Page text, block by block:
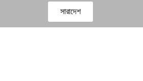
সারাদেশ